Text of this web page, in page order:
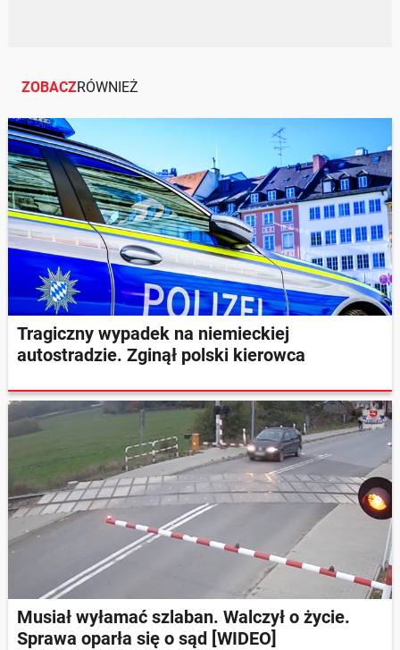
ZOBACZRÓWNIEŻ
Tragiczny wypadek na niemieckiej
autostradzie. Zginął polski kierowca
Musiał wyłamać szlaban. Walczył o życie.
Sprawa oparła się o sąd [WIDEO]